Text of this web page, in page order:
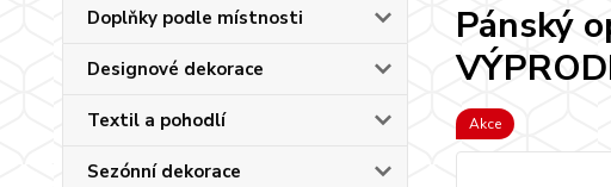
Doplňky podle místnosti
Designové dekorace
Textil a pohodlí
Sezónní dekorace
Pánský
Akce